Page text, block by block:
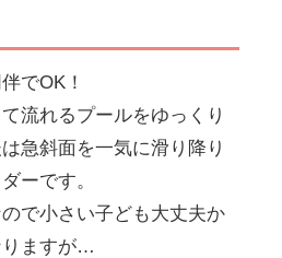
でOK！
流れるプールをゆっくり
急斜面を一気に滑り降り
ーです。
で小さい子ども大丈夫か
りますが…